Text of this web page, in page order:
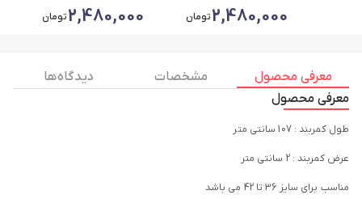
2,480,000تومان 2,480,000تومان
معرفی محصول مشخصات
دیدگاه ها
معرفی محصول
طول کمربند : 107 سانتی متر
عرض کمربند : 2 سانتی متر
مناسب برای سایز 36 تا 42 می باشد